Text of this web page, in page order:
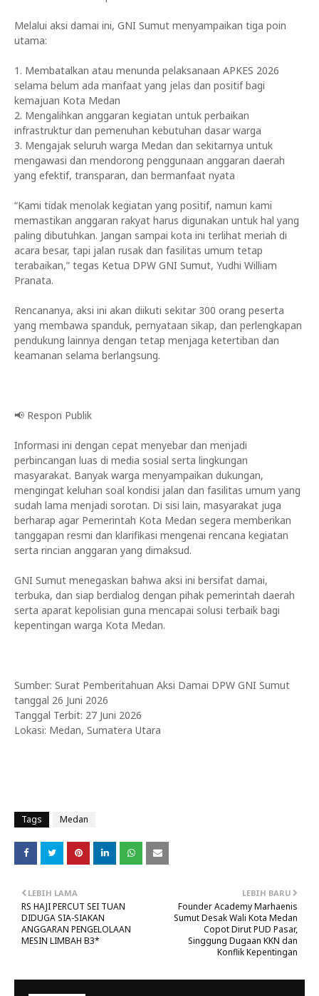
Melalui aksi damai ini, GNI Sumut menyampaikan tiga poin
utama:
1. Membatalkan atau menunda pelaksanaan APKES 2026
selama belum ada manfaat yang jelas dan positif bagi
kemajuan Kota Medan
2. Mengalihkan anggaran kegiatan untuk perbaikan
infrastruktur dan pemenuhan kebutuhan dasar warga
3. Mengajak seluruh warga Medan dan sekitarnya untuk
mengawasi dan mendorong penggunaan anggaran daerah
yang efektif, transparan, dan bermanfaat nyata
“Kami tidak menolak kegiatan yang positif, namun kami
memastikan anggaran rakyat harus digunakan untuk hal yang
paling dibutuhkan. Jangan sampai kota ini terlihat meriah di
acara besar, tapi jalan rusak dan fasilitas umum tetap
terabaikan,” tegas Ketua DPW GNI Sumut, Yudhi William
Pranata.
Rencananya, aksi ini akan diikuti sekitar 300 orang peserta
yang membawa spanduk, pernyataan sikap, dan perlengkapan
pendukung lainnya dengan tetap menjaga ketertiban dan
keamanan selama berlangsung.
📢 Respon Publik
Informasi ini dengan cepat menyebar dan menjadi
perbincangan luas di media sosial serta lingkungan
masyarakat. Banyak warga menyampaikan dukungan,
mengingat keluhan soal kondisi jalan dan fasilitas umum yang
sudah lama menjadi sorotan. Di sisi lain, masyarakat juga
berharap agar Pemerintah Kota Medan segera memberikan
tanggapan resmi dan klarifikasi mengenai rencana kegiatan
serta rincian anggaran yang dimaksud.
GNI Sumut menegaskan bahwa aksi ini bersifat damai,
terbuka, dan siap berdialog dengan pihak pemerintah daerah
serta aparat kepolisian guna mencapai solusi terbaik bagi
kepentingan warga Kota Medan.
Sumber: Surat Pemberitahuan Aksi Damai DPW GNI Sumut
tanggal 26 Juni 2026
Tanggal Terbit: 27 Juni 2026
Lokasi: Medan, Sumatera Utara
Tags Medan
LEBIH BARU
Founder Academy Marhaenis
Sumut Desak Wali Kota Medan
Copot Dirut PUD Pasar,
Singgung Dugaan KKN dan
Konflik Kepentingan
LEBIH LAMA
RS HAJI PERCUT SEI TUAN
DIDUGA SIA-SIAKAN
ANGGARAN PENGELOLAAN
MESIN LIMBAH B3*